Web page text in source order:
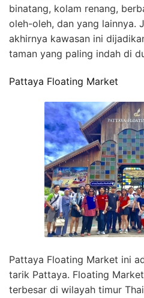
binatang, kolam renang,
oleh-oleh, dan yang lainnya.
akhirnya kawasan ini
taman yang paling indah di
Pattaya Floating Market
Pattaya Floating Market ini
tarik Pattaya. Floating
terbesar di wilayah timur